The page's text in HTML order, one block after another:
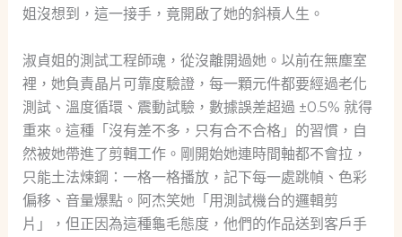
姐沒想到，這一接手，竟開啟了她的斜槓人生。
淑貞姐的測試工程師魂，從沒離開過她。以前在無塵室
裡，她負責晶片可靠度驗證，每一顆元件都要經過老化
測試、溫度循環、震動試驗，數據誤差超過 ±0.5% 就得
重來。這種「沒有差不多，只有合不合格」的習慣，自
然被她帶進了剪輯工作。剛開始她連時間軸都不會拉，
只能土法煉鋼：一格一格播放，記下每一處跳幀、色彩
偏移、音量爆點。阿杰笑她「用測試機台的邏輯剪
片」，但正因為這種龜毛態度，他們的作品送到客戶手